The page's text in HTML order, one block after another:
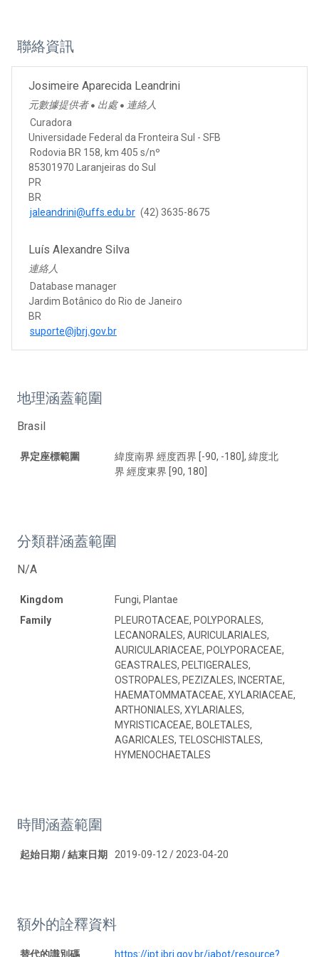
聯絡資訊
Josimeire Aparecida Leandrini
元數據提供者 ● 出處 ● 連絡人
Curadora
Universidade Federal da Fronteira Sul - SFB
Rodovia BR 158, km 405 s/nº
85301970 Laranjeiras do Sul
PR
BR
jaleandrini@uffs.edu.br (42) 3635-8675
Luís Alexandre Silva
連絡人
Database manager
Jardim Botânico do Rio de Janeiro
BR
suporte@jbrj.gov.br
地理涵蓋範圍
Brasil
界定座標範圍
緯度南界 經度西界 [-90, -180], 緯度北
界 經度東界 [90, 180]
分類群涵蓋範圍
N/A
Kingdom
Fungi, Plantae
Family
PLEUROTACEAE, POLYPORALES,
LECANORALES, AURICULARIALES,
AURICULARIACEAE, POLYPORACEAE,
GEASTRALES, PELTIGERALES,
OSTROPALES, PEZIZALES, INCERTAE,
HAEMATOMMATACEAE, XYLARIACEAE,
ARTHONIALES, XYLARIALES,
MYRISTICACEAE, BOLETALES,
AGARICALES, TELOSCHISTALES,
HYMENOCHAETALES
時間涵蓋範圍
起始日期 / 結束日期 2019-09-12 / 2023-04-20
額外的詮釋資料
替代的識別碼
https://ipt.jbrj.gov.br/jabot/resource?